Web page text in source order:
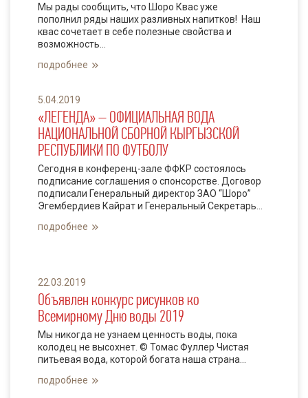
Мы рады сообщить, что Шоро Квас уже
пополнил ряды наших разливных напитков! Наш
квас сочетает в себе полезные свойства и
возможность...
подробнее
5.04.2019
«ЛЕГЕНДА» – ОФИЦИАЛЬНАЯ ВОДА
НАЦИОНАЛЬНОЙ СБОРНОЙ КЫРГЫЗСКОЙ
РЕСПУБЛИКИ ПО ФУТБОЛУ
Сегодня в конференц-зале ФФКР состоялось
подписание соглашения о спонсорстве. Договор
подписали Генеральный директор ЗАО “Шоро”
Эгембердиев Кайрат и Генеральный Секретарь...
подробнее
22.03.2019
Объявлен конкурс рисунков ко
Всемирному Дню воды 2019
Мы никогда не узнаем ценность воды, пока
колодец не высохнет. © Томас Фуллер Чистая
питьевая вода, которой богата наша страна...
подробнее